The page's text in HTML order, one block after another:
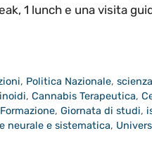
1 lunch e una visita
, Politica Nazionale,scienza
,Cannabis Terapeutica,
Formazione, Giornata di studi,
neurale e sistematica,